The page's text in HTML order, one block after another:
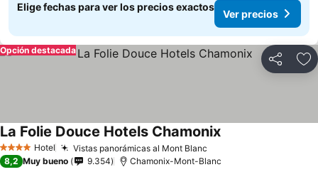
Elige fechas para ver los precios exactos
Ver precios
Compartir
Opción destacada
4 EstrellasHotel Vistas panorámicas al Mont Blanc
La Folie Douce Hotels Chamonix
8,2 Muy bueno 9.354 Chamonix-Mont-Blanc